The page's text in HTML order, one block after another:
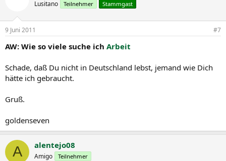
Lusitano Teilnehmer Stammgast
9 Juni 2011 #7
AW: Wie so viele suche ich Arbeit
Schade, daß Du nicht in Deutschland lebst, jemand wie Dich
hätte ich gebraucht.
Gruß.
goldenseven
A alentejo08
Amigo Teilnehmer